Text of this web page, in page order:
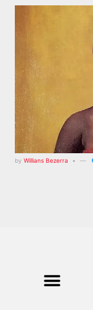
by Willians Bezerra